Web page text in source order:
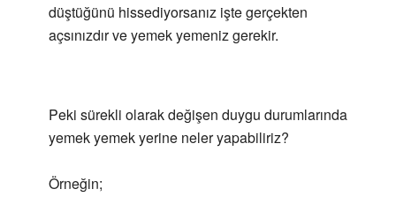
düştüğünü hissediyorsanız işte gerçekten
açsınızdır ve yemek yemeniz gerekir.
Peki sürekli olarak değişen duygu durumlarında
yemek yemek yerine neler yapabiliriz?
Örneğin;